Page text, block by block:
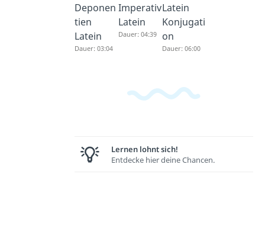
Deponen
tien
Latein
Dauer: 03:04
Imperativ
Latein
Dauer: 04:39
Latein
Konjugati
on
Dauer: 06:00
Lernen lohnt sich!
Entdecke hier deine Chancen.